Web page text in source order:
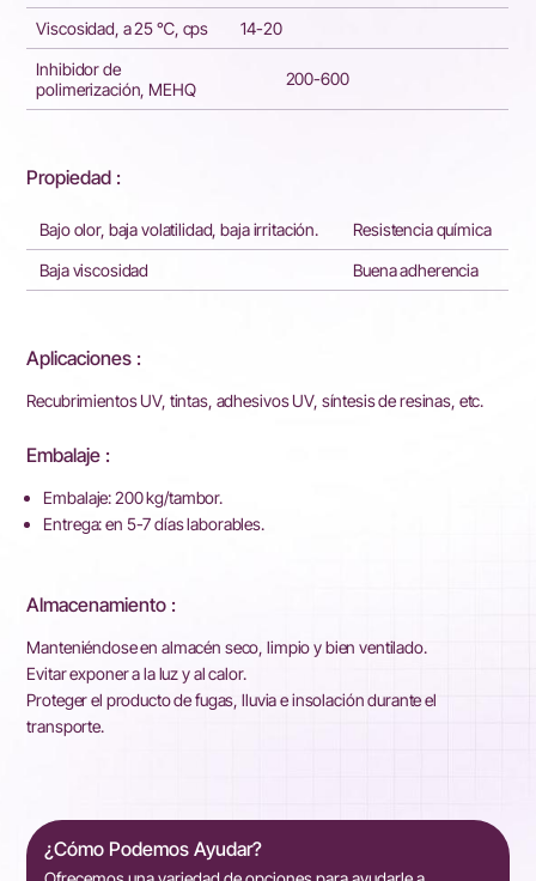
Viscosidad, a 25 ℃, cps
14-20
Inhibidor de
polimerización, MEHQ
200-600
Propiedad :
Bajo olor, baja volatilidad, baja irritación. Resistencia química
Baja viscosidad Buena adherencia
Aplicaciones :
Recubrimientos UV, tintas, adhesivos UV, síntesis de resinas, etc.
Embalaje :
Embalaje: 200 kg/tambor.
Entrega: en 5-7 días laborables.
Almacenamiento :
Manteniéndose en almacén seco, limpio y bien ventilado.
Evitar exponer a la luz y al calor.
Proteger el producto de fugas, lluvia e insolación durante el
transporte.
¿Cómo Podemos Ayudar?